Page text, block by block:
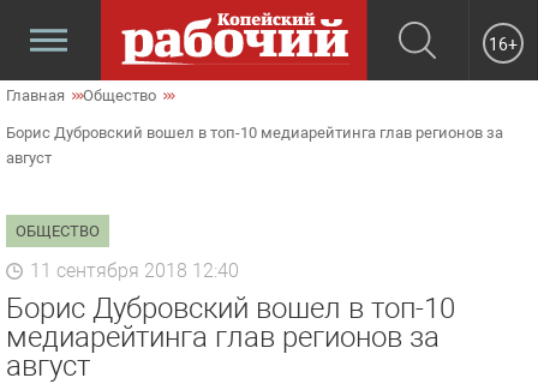
16+
Главная Общество
Борис Дубровский вошел в топ-10 медиарейтинга глав регионов за
август
ОБЩЕСТВО
11 сентября 2018 12:40
Борис Дубровский вошел в топ-10
медиарейтинга глав регионов за
август